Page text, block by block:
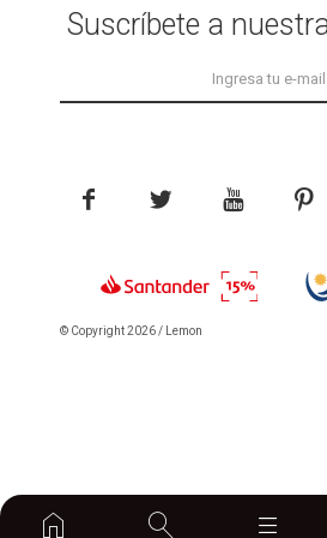
home 
Suscríbete a
   
© Copyright 2026 / Lemon